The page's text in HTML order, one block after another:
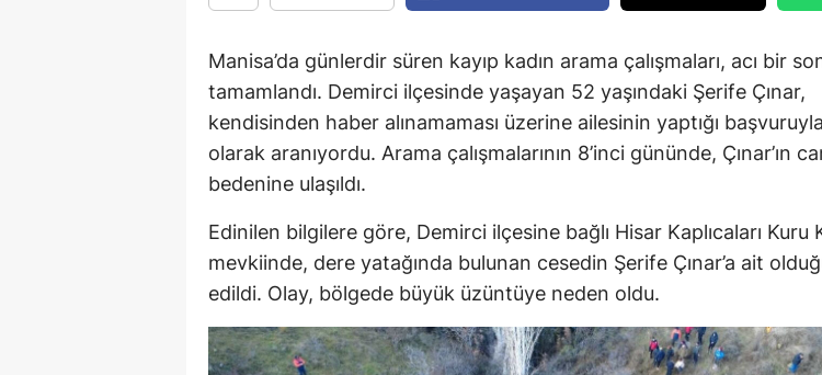
Manisa’da günlerdir süren kayıp kadın arama çalışmaları, acı bir
tamamlandı. Demirci ilçesinde yaşayan 52 yaşındaki Şerife Çınar,
kendisinden haber alınamaması üzerine ailesinin yaptığı
olarak aranıyordu. Arama çalışmalarının 8’inci gününde, Çınar’ın
bedenine ulaşıldı.
Edinilen bilgilere göre, Demirci ilçesine bağlı Hisar Kaplıcaları Kuru
mevkiinde, dere yatağında bulunan cesedin Şerife Çınar’a ait
edildi. Olay, bölgede büyük üzüntüye neden oldu.